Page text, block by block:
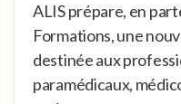
ALIS prépare, en
Formations, une
destinée aux
paramédicaux,